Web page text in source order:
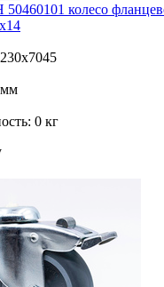
колесо
мм
0 кг